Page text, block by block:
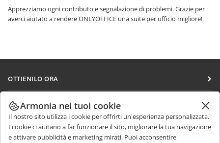
Apprezziamo ogni contributo e segnalazione di problemi. Grazie per
averci aiutato a rendere ONLYOFFICE una suite per ufficio migliore!
OTTIENILO ORA
Docs
DocSpace
Workspace
COLLABORA
Per i contributori
Per i traduttori
RICEVI NOTIZIE
Armonia nei tuoi cookie
Il nostro sito utilizza i cookie per offrirti un'esperienza personalizzata.
I cookie ci aiutano a far funzionare il sito, migliorare la tua navigazione
e attivare pubblicità e marketing mirati. Puoi acconsentire